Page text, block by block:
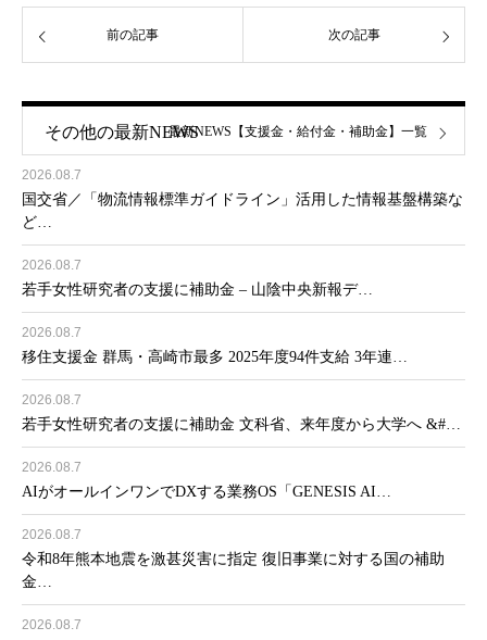
前の記事 次の記事
その他の最新NEWS
2026.08.7
国交省／「物流情報標準ガイドライン」活用した情報基盤構築な
ど…
2026.08.7
若手女性研究者の支援に補助金 – 山陰中央新報デ…
2026.08.7
移住支援金 群馬・高崎市最多 2025年度94件支給 3年連…
2026.08.7
若手女性研究者の支援に補助金 文科省、来年度から大学へ &#…
2026.08.7
AIがオールインワンでDXする業務OS「GENESIS AI…
2026.08.7
令和8年熊本地震を激甚災害に指定 復旧事業に対する国の補助
金…
2026.08.7
最新NEWS【支援金・給付金・補助金】一覧